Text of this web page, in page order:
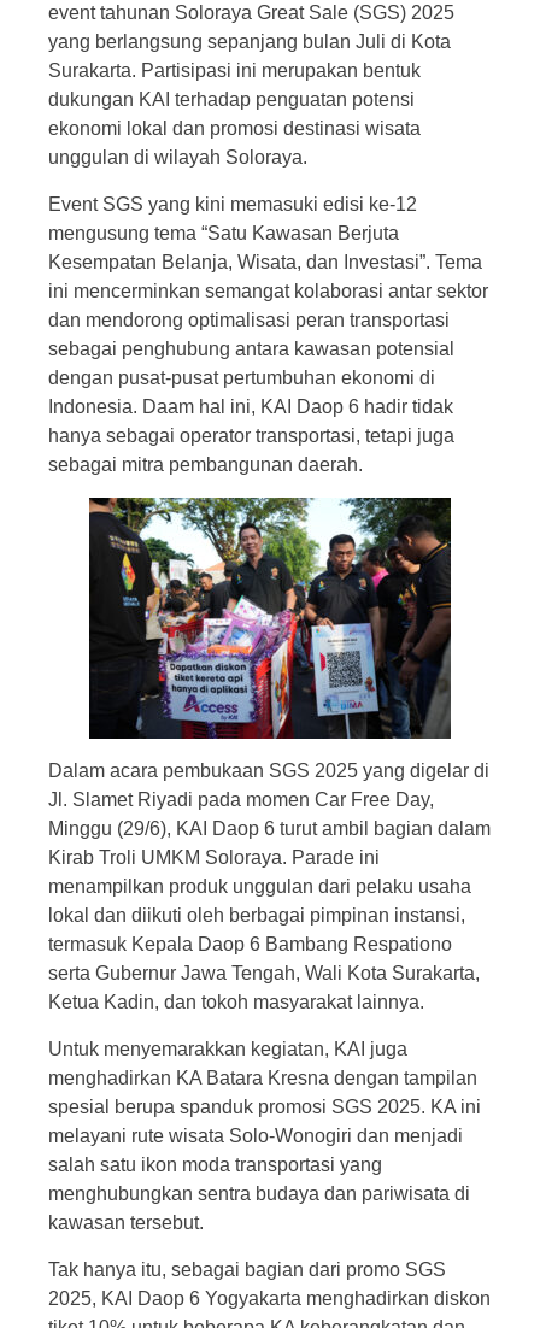
event tahunan Soloraya Great Sale (SGS) 2025
yang berlangsung sepanjang bulan Juli di Kota
Surakarta. Partisipasi ini merupakan bentuk
dukungan KAI terhadap penguatan potensi
ekonomi lokal dan promosi destinasi wisata
unggulan di wilayah Soloraya.
Event SGS yang kini memasuki edisi ke-12
mengusung tema “Satu Kawasan Berjuta
Kesempatan Belanja, Wisata, dan Investasi”. Tema
ini mencerminkan semangat kolaborasi antar sektor
dan mendorong optimalisasi peran transportasi
sebagai penghubung antara kawasan potensial
dengan pusat-pusat pertumbuhan ekonomi di
Indonesia. Daam hal ini, KAI Daop 6 hadir tidak
hanya sebagai operator transportasi, tetapi juga
sebagai mitra pembangunan daerah.
Dalam acara pembukaan SGS 2025 yang digelar di
Jl. Slamet Riyadi pada momen Car Free Day,
Minggu (29/6), KAI Daop 6 turut ambil bagian dalam
Kirab Troli UMKM Soloraya. Parade ini
menampilkan produk unggulan dari pelaku usaha
lokal dan diikuti oleh berbagai pimpinan instansi,
termasuk Kepala Daop 6 Bambang Respationo
serta Gubernur Jawa Tengah, Wali Kota Surakarta,
Ketua Kadin, dan tokoh masyarakat lainnya.
Untuk menyemarakkan kegiatan, KAI juga
menghadirkan KA Batara Kresna dengan tampilan
spesial berupa spanduk promosi SGS 2025. KA ini
melayani rute wisata Solo-Wonogiri dan menjadi
salah satu ikon moda transportasi yang
menghubungkan sentra budaya dan pariwisata di
kawasan tersebut.
Tak hanya itu, sebagai bagian dari promo SGS
2025, KAI Daop 6 Yogyakarta menghadirkan diskon